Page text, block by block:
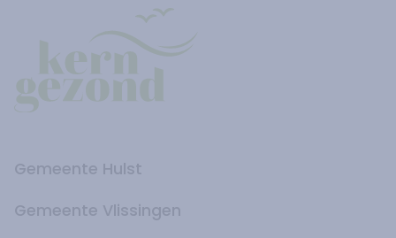
Gemeente Hulst
Gemeente Vlissingen